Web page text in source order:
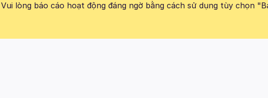
lòng báo cáo hoạt động đáng ngờ bằng cách sử dụng tùy chọn